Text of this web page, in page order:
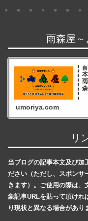
雨森屋～
umoriya.com
リ
当ブログの記事本文及び加
ださい（ただし、スポンサ
きます）。ご使用の際は
象記事URLを貼って頂けれ
り現状と異なる場合があり